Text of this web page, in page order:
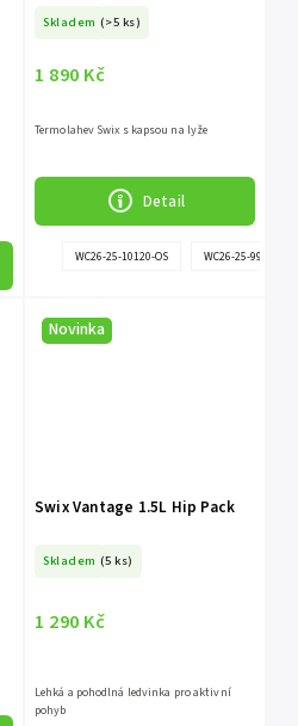
Skladem (>5 ks)
1 890 Kč
Detail
Termolahev Swix s kapsou na lyže
WC26-25-10120-OS WC26-25-99990-OS
Novinka
Swix Vantage 1.5L Hip Pack
Skladem (5 ks)
1 290 Kč
Lehká a pohodlná ledvinka pro aktivní
pohyb